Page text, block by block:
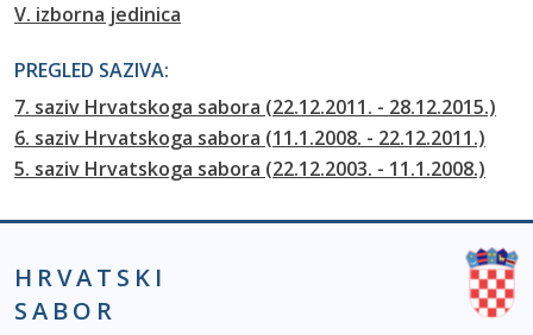
V. izborna jedinica
PREGLED SAZIVA:
7. saziv Hrvatskoga sabora (22.12.2011. - 28.12.2015.)
6. saziv Hrvatskoga sabora (11.1.2008. - 22.12.2011.)
5. saziv Hrvatskoga sabora (22.12.2003. - 11.1.2008.)
HRVATSKI
SABOR